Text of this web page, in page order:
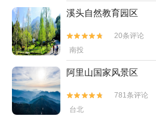
溪头自然教育园区


20条评论
南投
阿里山国家风景区


781条评论
台北